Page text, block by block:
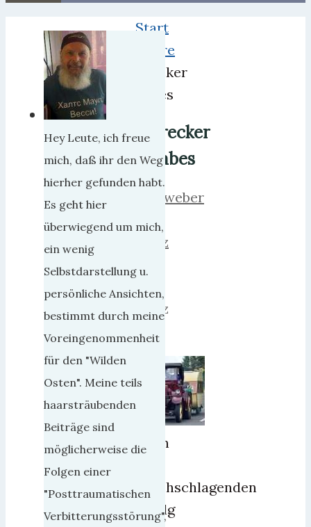
Start
Satire
Trecker
Babes
Trecker
Babes
herrweber
März
11.
März
2019
Nach
durchschlagenden
Erfolg
Hey Leute, ich freue
mich, daß ihr den Weg
hierher gefunden habt.
Es geht hier
überwiegend um mich,
ein wenig
Selbstdarstellung u.
persönliche Ansichten,
bestimmt durch meine
Voreingenommenheit
für den "Wilden
Osten". Meine teils
haarsträubenden
Beiträge sind
möglicherweise die
Folgen einer
"Posttraumatischen
Verbitterungsstörung",